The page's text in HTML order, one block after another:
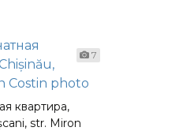
7
квартира,
str. Miron